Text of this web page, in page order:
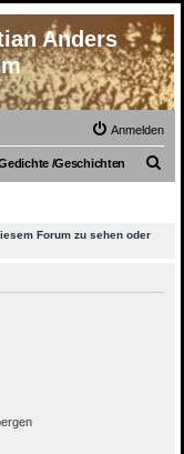
Anders
Anmelden
/Geschichten
Forum zu sehen oder